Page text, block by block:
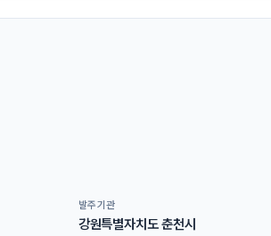
발주기관
강원특별자치도 춘천시